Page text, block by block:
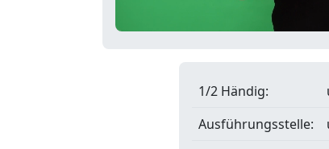
1/2 Händig:
Ausführungsstelle: